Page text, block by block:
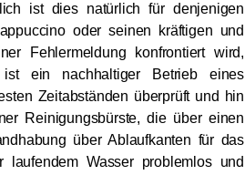
ist dies natürlich für denjenigen
oder seinen kräftigen und
Fehlermeldung konfrontiert wird,
ein nachhaltiger Betrieb eines
Zeitabständen überprüft und hin
Reinigungsbürste, die über einen
über Ablaufkanten für das
laufendem Wasser problemlos und